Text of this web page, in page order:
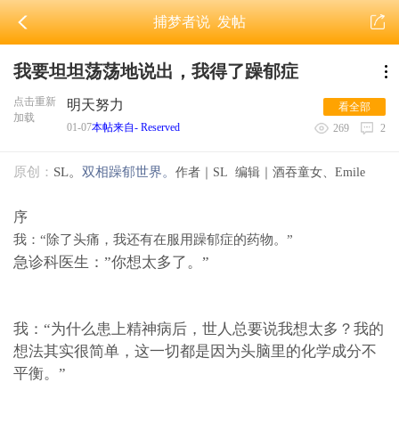
捕梦者说发帖
我要坦坦荡荡地说出，我得了躁郁症
点击重新
加载
明天努力
01-07本帖来自- Reserved
看全部
269
2
原创： SL。 双相躁郁世界。 作者｜SL 编辑｜酒吞童女、Emile
序
我：“除了头痛，我还有在服用躁郁症的药物。”
急诊科医生：”你想太多了。”
我：“为什么患上精神病后，世人总要说我想太多？我的
想法其实很简单，这一切都是因为头脑里的化学成分不
平衡。”